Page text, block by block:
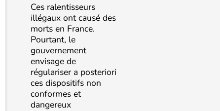
Ces ralentisseurs
illégaux ont causé des
morts en France.
Pourtant, le
gouvernement
envisage de
régulariser a posteriori
ces dispositifs non
conformes et
dangereux